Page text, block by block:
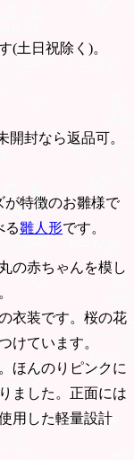
(土日祝除く)。
開封なら返品可。
が特徴のお雛様で
る雛人形です。
の赤ちゃんを模し
衣装です。桜の花
けています。
ほんのりピンクに
ました。正面には
用した軽量設計